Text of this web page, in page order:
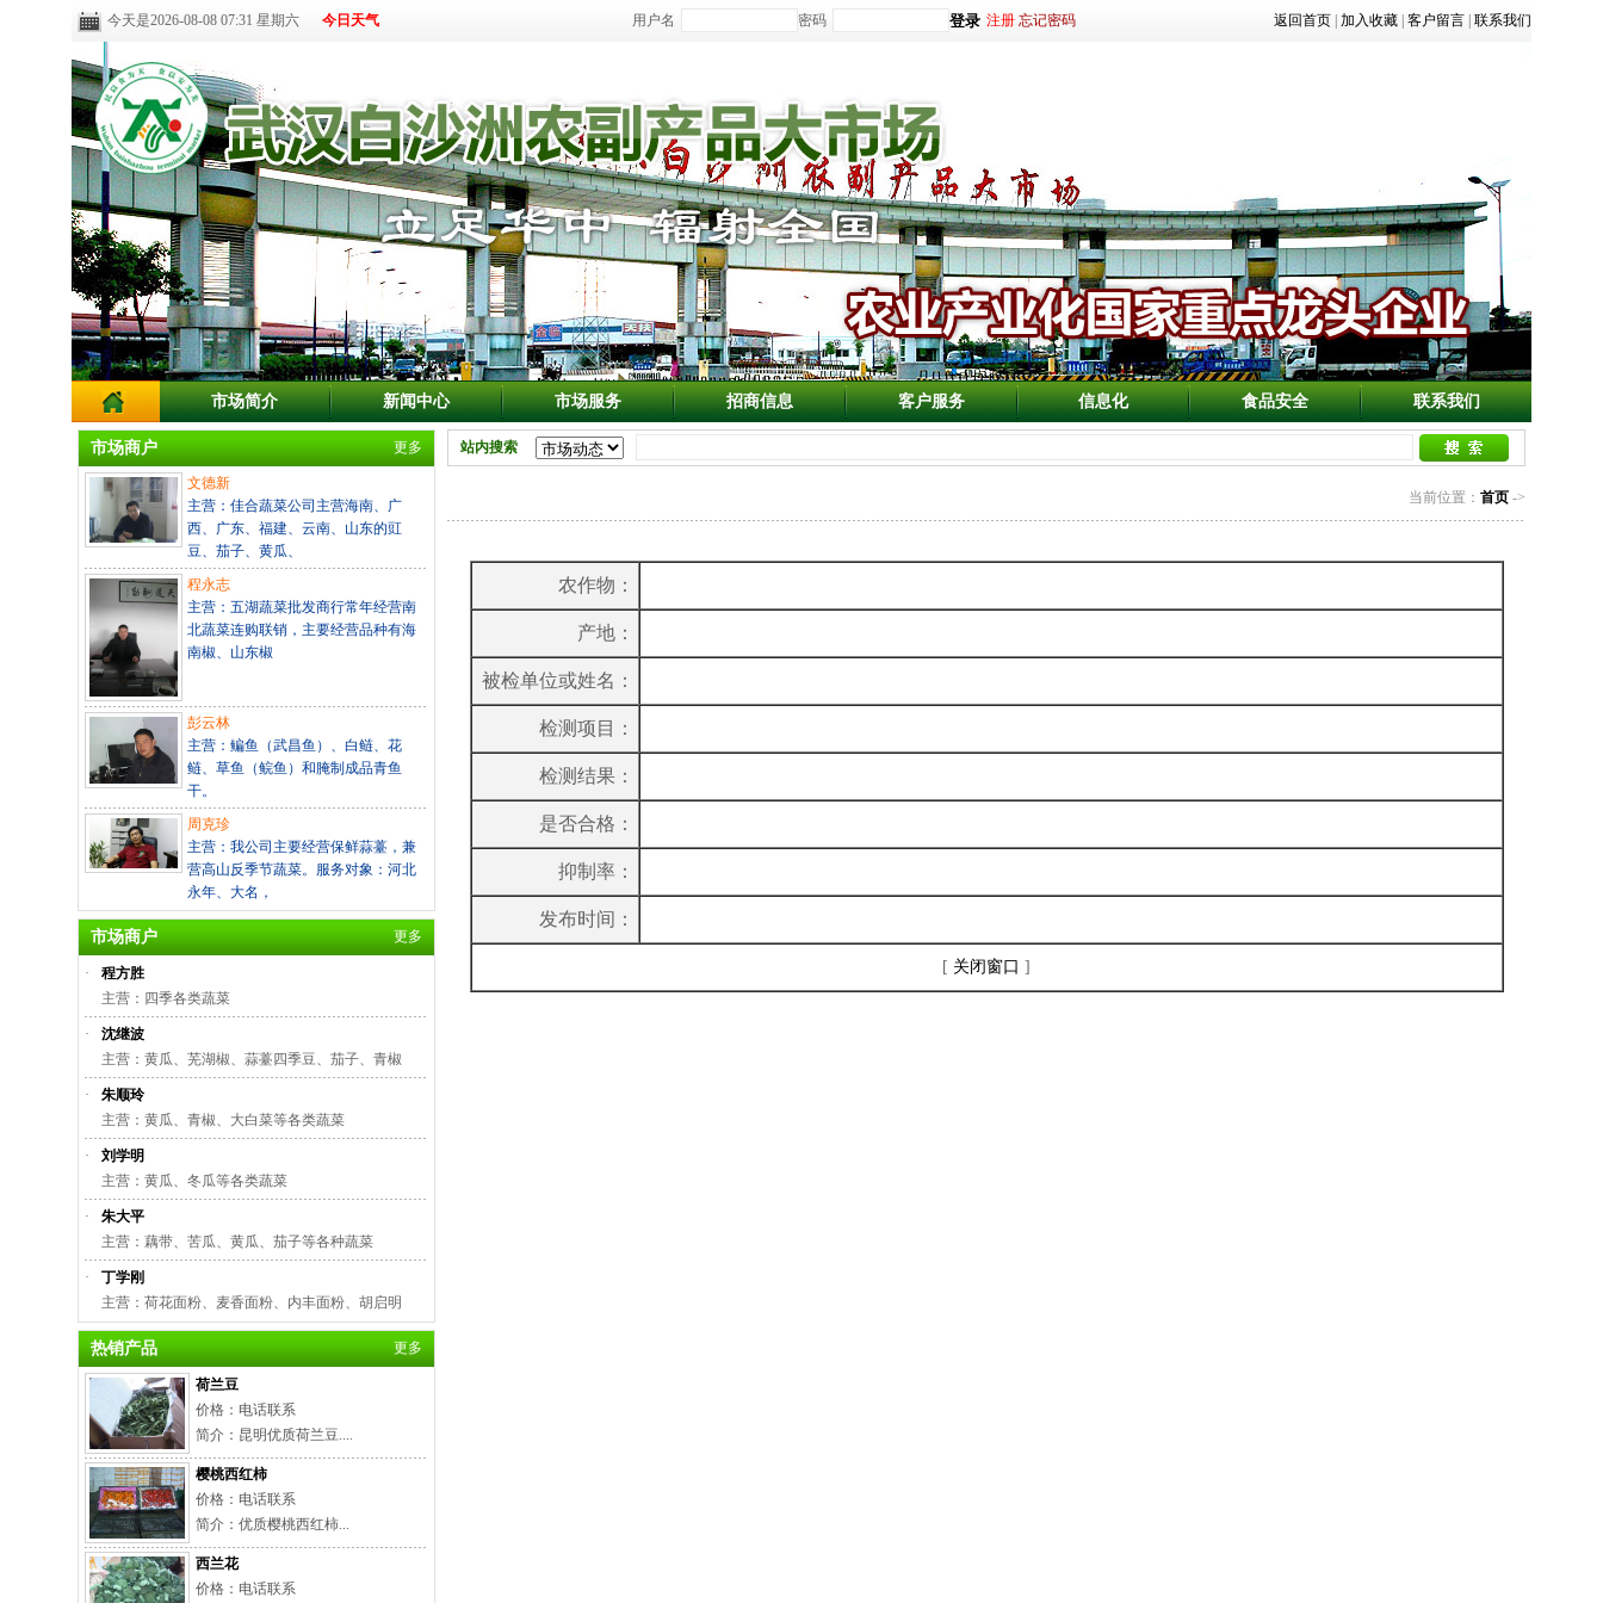
今天是2026-08-08 07:31 星期六 今日天气 用户名 密码 注册 忘记密码 返回首页 加入收藏 客户留言 联系我们
市场简介 新闻中心 市场服务 招商信息 客户服务 信息化 食品安全 联系我们
市场商户 更多
文德新
主营：佳合蔬菜公司主营海南、广
西、广东、福建、云南、山东的豇
豆、茄子、黄瓜、
程永志
主营：五湖蔬菜批发商行常年经营南
北蔬菜连购联销，主要经营品种有海
南椒、山东椒
彭云林
主营：鳊鱼（武昌鱼）、白鲢、花
鲢、草鱼（鲩鱼）和腌制成品青鱼
干。
周克珍
主营：我公司主要经营保鲜蒜薹，兼
营高山反季节蔬菜。服务对象：河北
永年、大名，
市场商户 更多
·
程方胜
主营：四季各类蔬菜
·
沈继波
主营：黄瓜、芜湖椒、蒜薹四季豆、茄子、青椒
·
朱顺玲
主营：黄瓜、青椒、大白菜等各类蔬菜
·
刘学明
主营：黄瓜、冬瓜等各类蔬菜
·
朱大平
主营：藕带、苦瓜、黄瓜、茄子等各种蔬菜
·
丁学刚
主营：荷花面粉、麦香面粉、内丰面粉、胡启明
热销产品 更多
荷兰豆
价格：电话联系
简介：昆明优质荷兰豆....
樱桃西红柿
价格：电话联系
简介：优质樱桃西红柿...
西兰花
价格：电话联系
站内搜索
当前位置： 首页 ->
农作物：
产地：
被检单位或姓名：
检测项目：
检测结果：
是否合格：
抑制率：
发布时间：
[ 关闭窗口 ]